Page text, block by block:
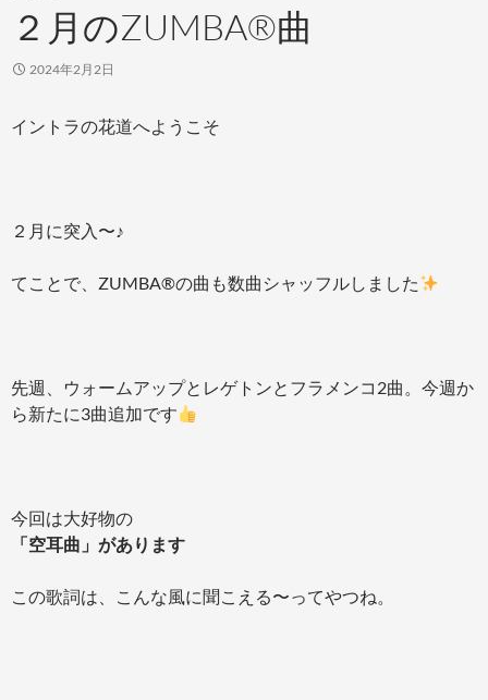
２月のZUMBA®曲
2024年2月2日
イントラの花道へようこそ
２月に突入〜♪
てことで、ZUMBA®の曲も数曲シャッフルしました
先週、ウォームアップとレゲトンとフラメンコ2曲。今週か
ら新たに3曲追加です
今回は大好物の
「空耳曲」があります
この歌詞は、こんな風に聞こえる〜ってやつね。